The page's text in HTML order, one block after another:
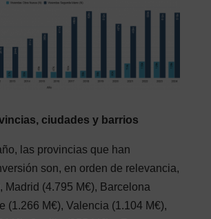
ciudades y barrios
las provincias que han
son, en orden de relevancia,
Madrid (4.795 M€), Barcelona
(1.266 M€), Valencia (1.104 M€),